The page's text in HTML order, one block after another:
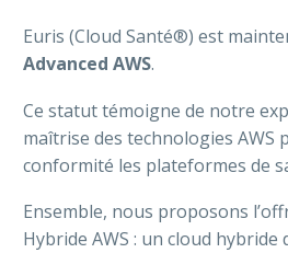
Euris (Cloud Santé®) est
Advanced AWS.
Ce statut témoigne de notre
maîtrise des technologies AWS
conformité les plateformes de
Ensemble, nous proposons
Hybride AWS : un cloud hybride